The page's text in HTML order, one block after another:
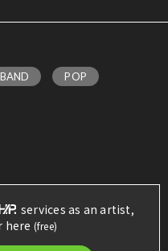
BAND POP
services as an artist,
here (free)